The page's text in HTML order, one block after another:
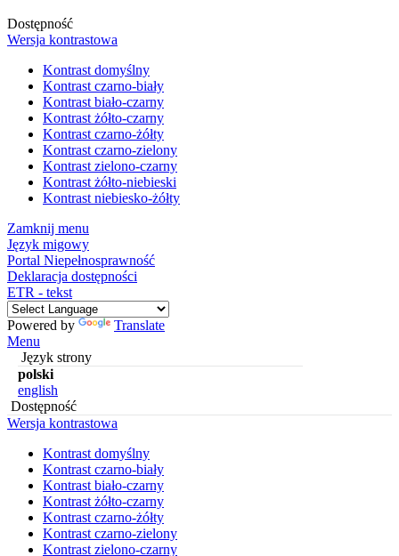
Dostępność
Wersja kontrastowa
Kontrast domyślny
Kontrast czarno-biały
Kontrast biało-czarny
Kontrast żółto-czarny
Kontrast czarno-żółty
Kontrast czarno-zielony
Kontrast zielono-czarny
Kontrast żółto-niebieski
Kontrast niebiesko-żółty
Zamknij menu
Język migowy
Portal Niepełnosprawność
Deklaracja dostępności
ETR - tekst
Powered by
Translate
Menu
Język strony
polski
english
Dostępność
Wersja kontrastowa
Kontrast domyślny
Kontrast czarno-biały
Kontrast biało-czarny
Kontrast żółto-czarny
Kontrast czarno-żółty
Kontrast czarno-zielony
Kontrast zielono-czarny